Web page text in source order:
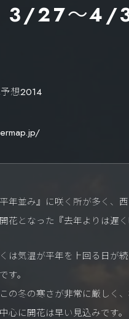
3/27～4/
想2014
年並み』に咲く所が多く、
花となった『去年よりは遅く
は気温が平年を上回る日が
す。
の冬の寒さが非常に厳しく
心に開花は早い見込みです。